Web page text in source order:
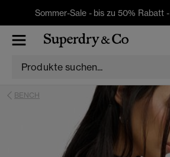
Sommer-Sale - bis zu 50% Rabatt -
BENCH